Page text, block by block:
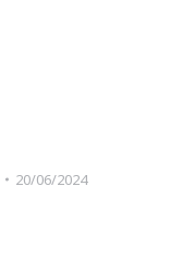
20/06/2024